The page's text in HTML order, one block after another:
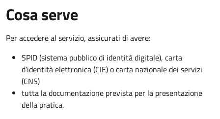
Cosa serve
Per accedere al servizio, assicurati di avere:
SPID (sistema pubblico di identità digitale), carta
d’identità elettronica (CIE) o carta nazionale dei servizi
(CNS)
tutta la documentazione prevista per la presentazione
della pratica.